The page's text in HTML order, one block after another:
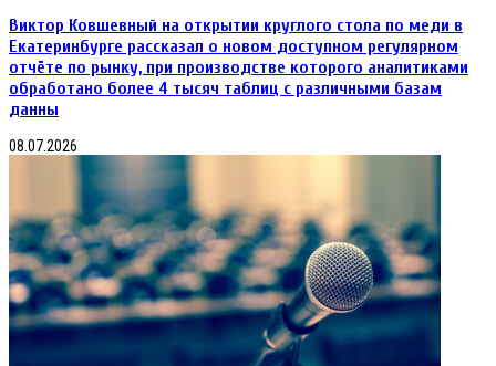
Виктор Ковшевный на открытии круглого стола по меди в
Екатеринбурге рассказал о новом доступном регулярном
отчёте по рынку, при производстве которого аналитиками
обработано более 4 тысяч таблиц с различными базам
данны
08.07.2026